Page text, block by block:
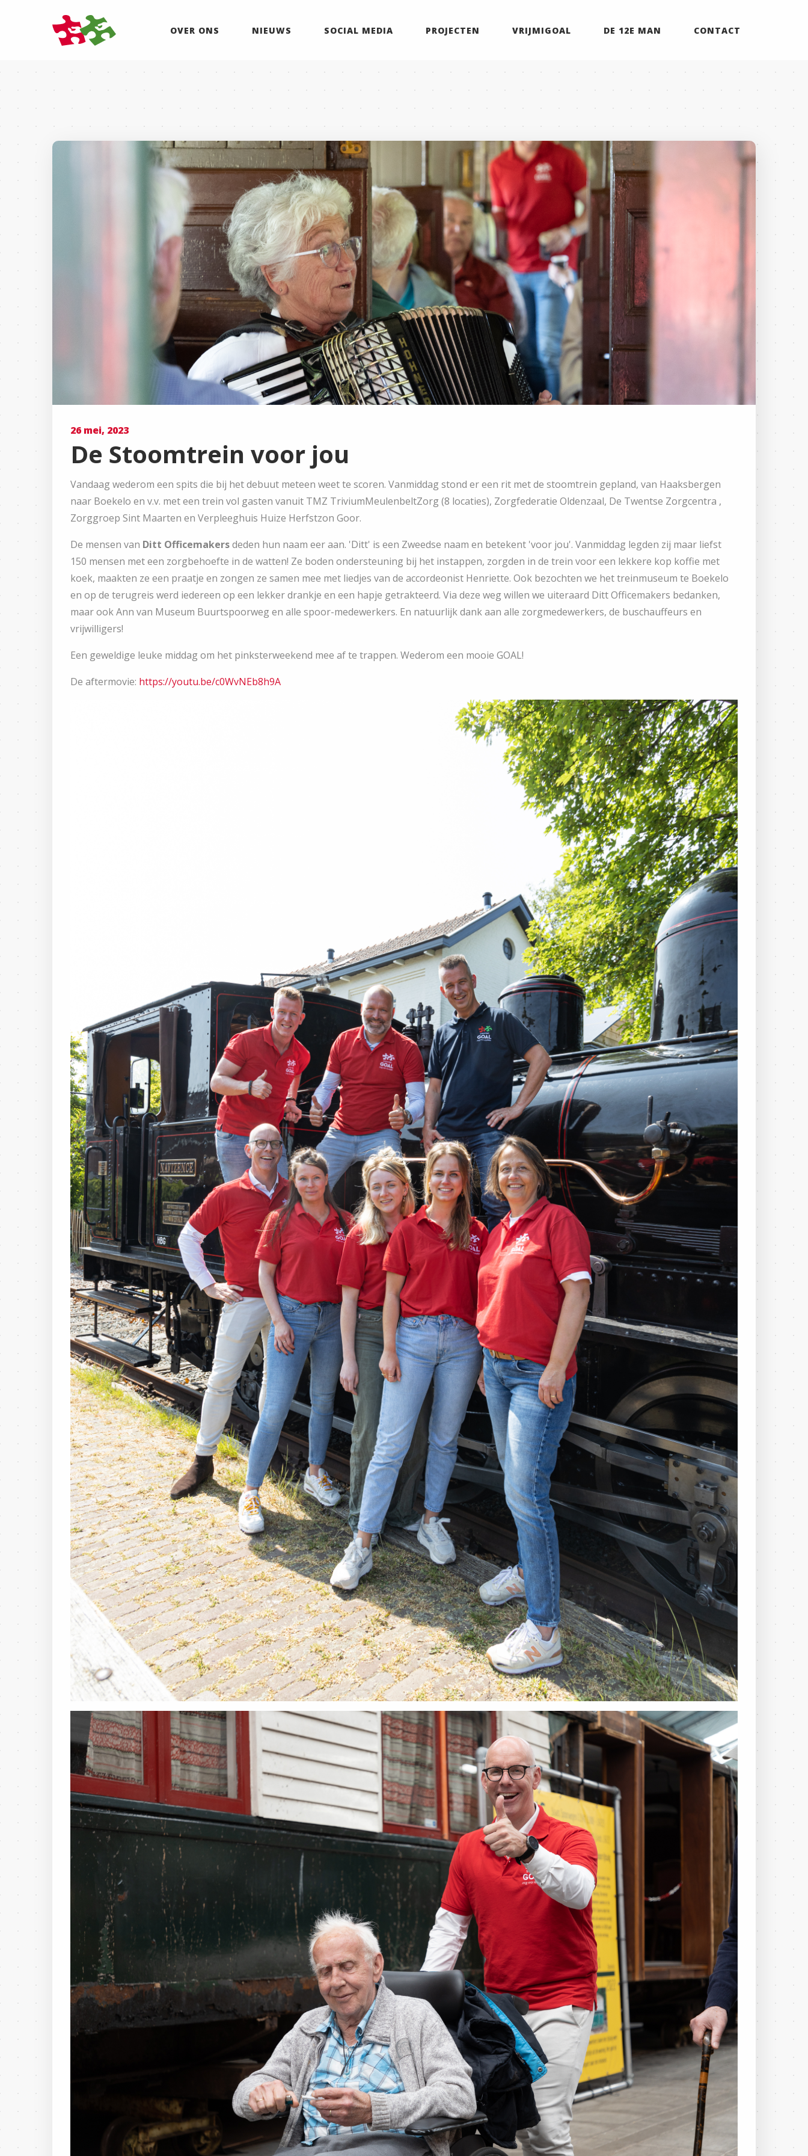
OVER ONS NIEUWS SOCIAL MEDIA PROJECTEN VRIJMIGOAL DE 12E MAN CONTACT
26 mei, 2023
De Stoomtrein voor jou
Vandaag wederom een spits die bij het debuut meteen weet te scoren. Vanmiddag stond er een rit met de stoomtrein gepland, van Haaksbergen
naar Boekelo en v.v. met een trein vol gasten vanuit TMZ TriviumMeulenbeltZorg (8 locaties), Zorgfederatie Oldenzaal, De Twentse Zorgcentra ,
Zorggroep Sint Maarten en Verpleeghuis Huize Herfstzon Goor.
De mensen van Ditt Officemakersdeden hun naam eer aan. 'Ditt' is een Zweedse naam en betekent 'voor jou'. Vanmiddag legden zij maar liefst
150 mensen met een zorgbehoefte in de watten! Ze boden ondersteuning bij het instappen, zorgden in de trein voor een lekkere kop koffie met
koek, maakten ze een praatje en zongen ze samen mee met liedjes van de accordeonist Henriette. Ook bezochten we het treinmuseum te Boekelo
en op de terugreis werd iedereen op een lekker drankje en een hapje getrakteerd. Via deze weg willen we uiteraard Ditt Officemakers bedanken,
maar ook Ann van Museum Buurtspoorweg en alle spoor-medewerkers. En natuurlijk dank aan alle zorgmedewerkers, de buschauffeurs en
vrijwilligers!
Een geweldige leuke middag om het pinksterweekend mee af te trappen. Wederom een mooie GOAL!
De aftermovie: https://youtu.be/c0WvNEb8h9A